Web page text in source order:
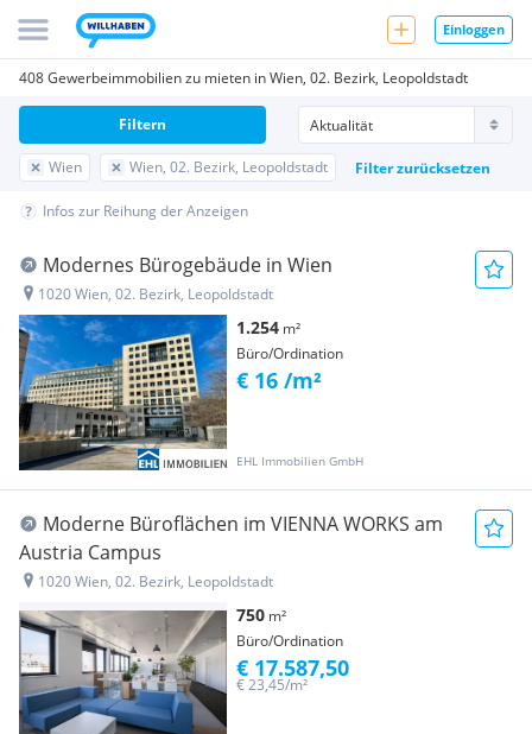
Einloggen
408 Gewerbeimmobilien zu mieten in Wien, 02. Bezirk, Leopoldstadt
Wien Wien, 02. Bezirk, Leopoldstadt Filter zurücksetzen
Filtern
Infos zur Reihung der Anzeigen
Modernes Bürogebäude in Wien
1020 Wien, 02. Bezirk, Leopoldstadt
1.254 m²
Büro/Ordination
EHL Immobilien GmbH
€ 16 /m²
Moderne Büroflächen im VIENNA WORKS am
Austria Campus
1020 Wien, 02. Bezirk, Leopoldstadt
750 m²
Büro/Ordination
€ 23,45/m²
€ 17.587,50